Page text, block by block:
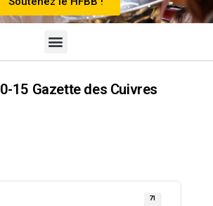
15 Gazette des Cuivres
71